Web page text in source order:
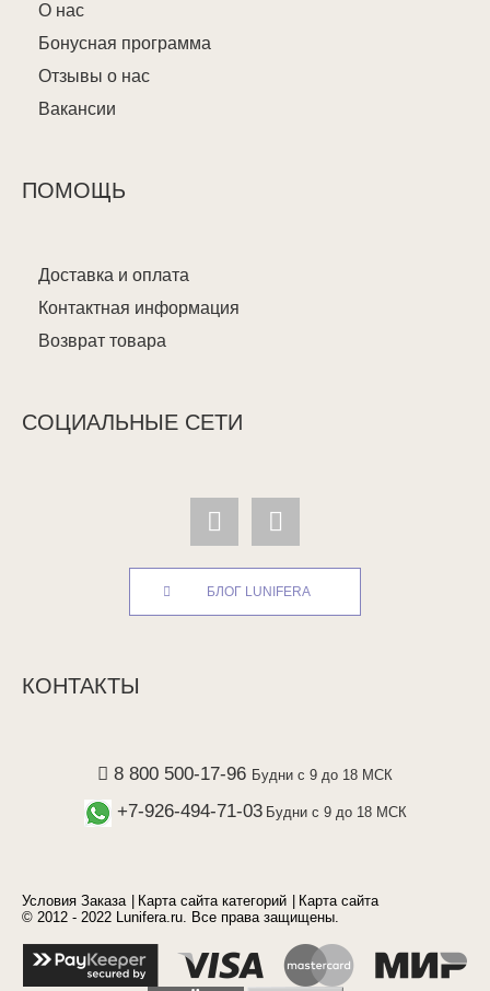
О нас
Бонусная программа
Отзывы о нас
Вакансии
ПОМОЩЬ
Доставка и оплата
Контактная информация
Возврат товара
СОЦИАЛЬНЫЕ СЕТИ
БЛОГ LUNIFERA
КОНТАКТЫ
8 800 500-17-96 Будни с 9 до 18 МСК
+7-926-494-71-03 Будни с 9 до 18 МСК
Условия Заказа Карта сайта категорий
Карта сайта
© 2012 - 2022 Lunifera.ru. Все права защищены.